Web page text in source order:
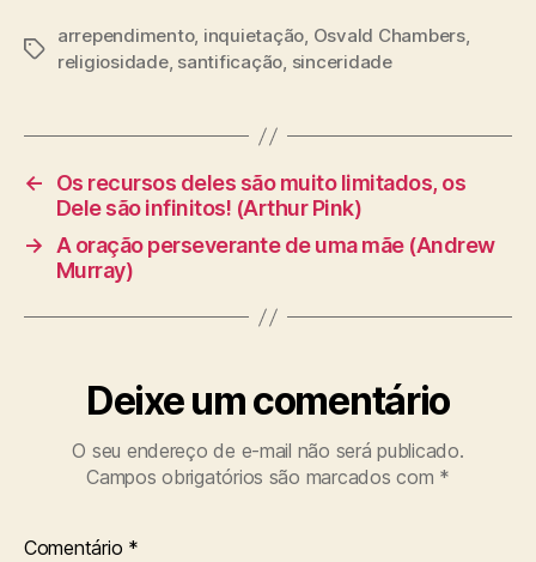
T
arrependimento, inquietação, Osvald Chambers,
religiosidade, santificação, sinceridade
←
Os recursos deles são muito limitados, os
Dele são infinitos! (Arthur Pink)
→ A oração perseverante de uma mãe (Andrew
Murray)
Deixe um comentário
O seu endereço de e-mail não será publicado.
Campos obrigatórios são marcados com *
Comentário *